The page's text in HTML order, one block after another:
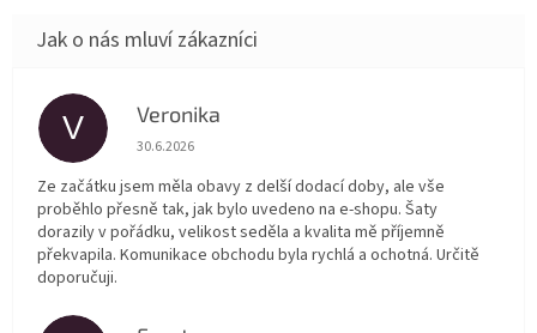
V Veronika
Hodnocení obchodu je 5 z 5 hvězdiček.
30.6.2026
Ze začátku jsem měla obavy z delší dodací doby, ale vše
proběhlo přesně tak, jak bylo uvedeno na e-shopu. Šaty
dorazily v pořádku, velikost seděla a kvalita mě příjemně
překvapila. Komunikace obchodu byla rychlá a ochotná. Určitě
doporučuji.